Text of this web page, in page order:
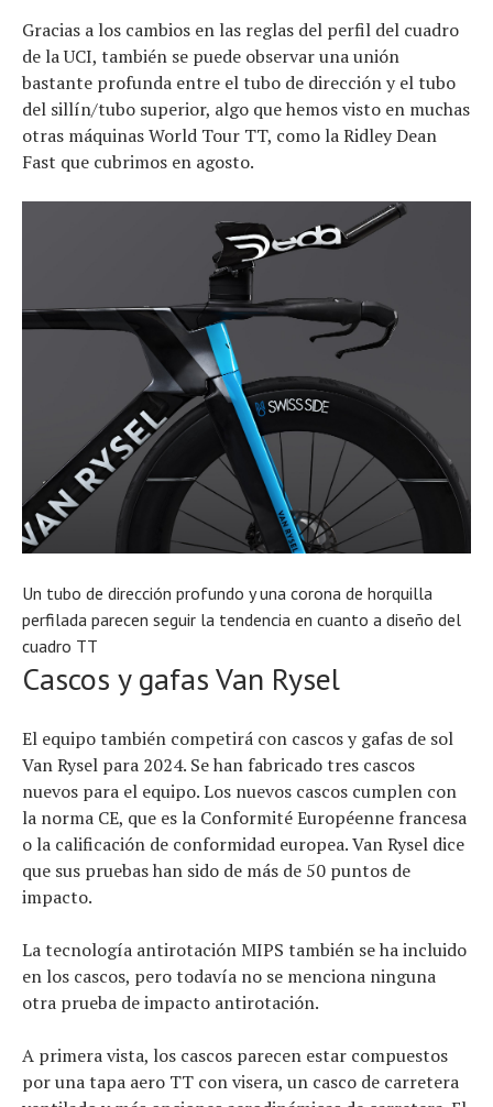
Gracias a los cambios en las reglas del perfil del cuadro
de la UCI, también se puede observar una unión
bastante profunda entre el tubo de dirección y el tubo
del sillín/tubo superior, algo que hemos visto en muchas
otras máquinas World Tour TT, como la Ridley Dean
Fast que cubrimos en agosto.
Un tubo de dirección profundo y una corona de horquilla
perfilada parecen seguir la tendencia en cuanto a diseño del
cuadro TT
Cascos y gafas Van Rysel
El equipo también competirá con cascos y gafas de sol
Van Rysel para 2024. Se han fabricado tres cascos
nuevos para el equipo. Los nuevos cascos cumplen con
la norma CE, que es la Conformité Européenne francesa
o la calificación de conformidad europea. Van Rysel dice
que sus pruebas han sido de más de 50 puntos de
impacto.
La tecnología antirotación MIPS también se ha incluido
en los cascos, pero todavía no se menciona ninguna
otra prueba de impacto antirotación.
A primera vista, los cascos parecen estar compuestos
por una tapa aero TT con visera, un casco de carretera